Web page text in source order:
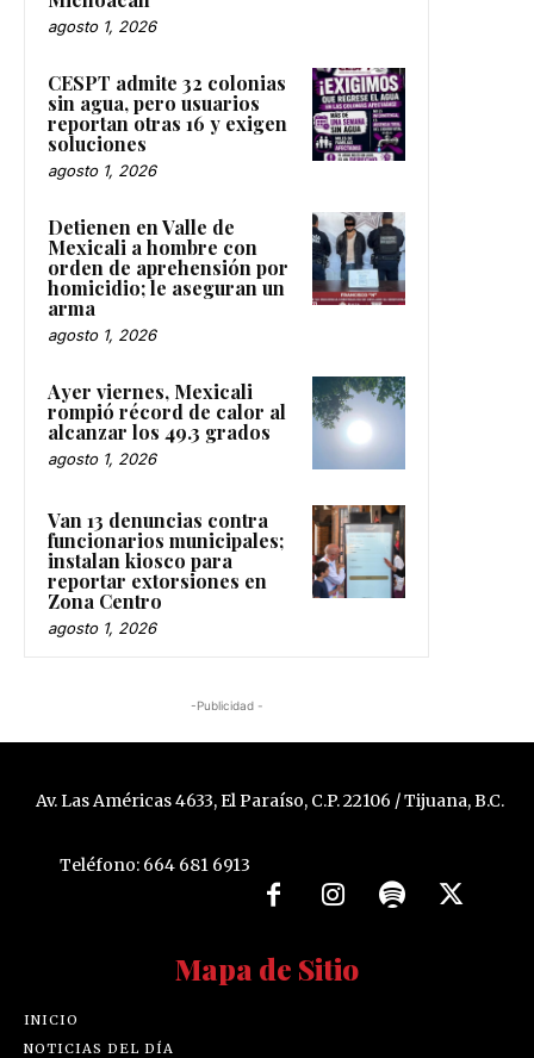
agosto 1, 2026
CESPT admite 32 colonias
sin agua, pero usuarios
reportan otras 16 y exigen
soluciones
agosto 1, 2026
Detienen en Valle de
Mexicali a hombre con
orden de aprehensión por
homicidio; le aseguran un
arma
agosto 1, 2026
Ayer viernes, Mexicali
rompió récord de calor al
alcanzar los 49.3 grados
agosto 1, 2026
Van 13 denuncias contra
funcionarios municipales;
instalan kiosco para
reportar extorsiones en
Zona Centro
agosto 1, 2026
-Publicidad -
Av. Las Américas 4633, El Paraíso, C.P. 22106 / Tijuana, B.C.
Teléfono: 664 681 6913
Mapa de Sitio
INICIO
NOTICIAS DEL DÍA